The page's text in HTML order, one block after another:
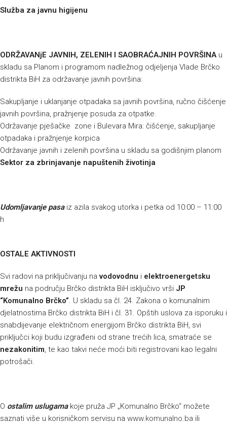
Služba za javnu higijenu
ODRŽAVANjE JAVNIH, ZELENIH I SAOBRAĆAJNIH POVRŠINAu
skladu sa Planom i programom nadležnog odjeljenja Vlade Brčko
distrikta BiH za održavanje javnih površina:
Sakupljanje i uklanjanje otpadaka sa javnih površina, ručno čišćenje
javnih površina, pražnjenje posuda za otpatke.
Održavanje pješačke zone i Bulevara Mira: čišćenje, sakupljanje
otpadaka i pražnjenje korpica
Održavanje javnih i zelenih površina u skladu sa godišnjim planom
Sektor za zbrinjavanje napuštenih životinja
Udomljavanje pasaiz azila svakog utorka i petka od 10:00 – 11:00
h
OSTALE AKTIVNOSTI
Svi radovi na priključivanju navodovodnu i elektroenergetsku
mrežu na području Brčko distrikta BiH isključivo vrši JP
“Komunalno Brčko”. U skladu sa čl. 24. Zakona o komunalnim
djelatnostima Brčko distrikta BiH i čl. 31. Opštih uslova za isporuku i
snabdijevanje električnom energijom Brčko distrikta BiH, svi
priključci koji budu izgrađeni od strane trećih lica, smatraće se
nezakonitim, te kao takvi neće moći biti registrovani kao legalni
potrošači.
O ostalim uslugamakoje pruža JP „Komunalno Brčko“ možete
saznati više u korisničkom servisu na www.komunalno.ba ili